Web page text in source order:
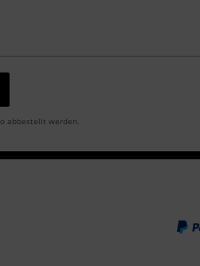
abbestellt werden.